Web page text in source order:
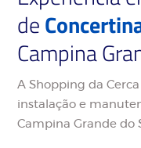
de
Campina
A Shopping da
instalação e
Campina Grande do